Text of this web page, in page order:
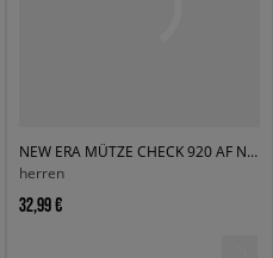
NEW ERA MÜTZE CHECK 920 AF NYY NEW YORK YANKEES
herren
32,99 €